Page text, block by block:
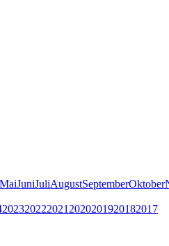
MaiJuniJuliAugustSeptemberOktober
202320222021 2020201920182017